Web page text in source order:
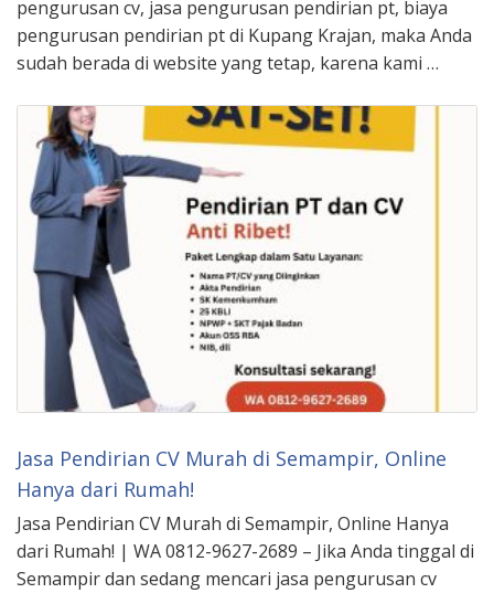
pengurusan cv, jasa pengurusan pendirian pt, biaya
pengurusan pendirian pt di Kupang Krajan, maka Anda
sudah berada di website yang tetap, karena kami …
Jasa Pendirian CV Murah di Semampir, Online
Hanya dari Rumah!
Jasa Pendirian CV Murah di Semampir, Online Hanya
dari Rumah! | WA 0812-9627-2689 – Jika Anda tinggal di
Semampir dan sedang mencari jasa pengurusan cv